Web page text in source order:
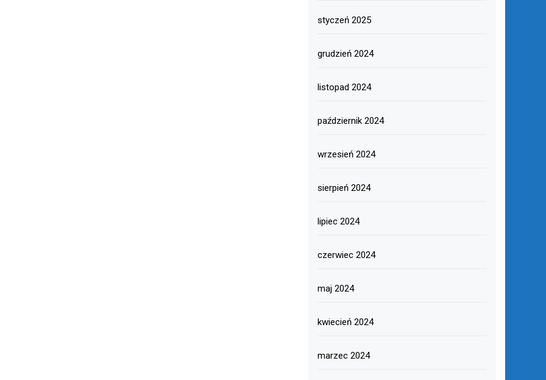
styczeń 2025
grudzień 2024
listopad 2024
październik 2024
wrzesień 2024
sierpień 2024
lipiec 2024
czerwiec 2024
maj 2024
kwiecień 2024
marzec 2024